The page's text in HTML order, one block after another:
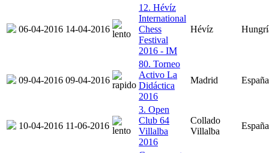
06-04-2016 14-04-2016
12. Hévíz
International
Chess
Festival
2016 - IM
Hévíz
09-04-2016 09-04-2016
80. Torneo
Activo La
Didáctica
2016
Madrid España
10-04-2016 11-06-2016
3. Open
Club 64
Villalba
2016
Collado
Villalba
España